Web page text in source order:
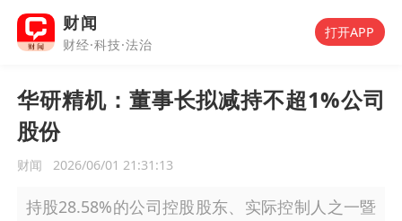
财闻
财经·科技·法治
打开APP
华研精机：董事长拟减持不超1%公司
股份
财闻 2026/06/01 21:31:13
持股28.58%的公司控股股东、实际控制人之一暨